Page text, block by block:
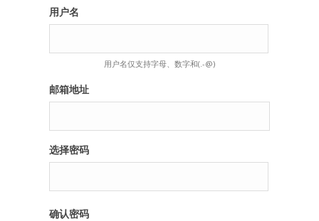
纪录片2 青年人不同活法
用户名
用户名仅支持字母、数字和(.-@)
邮箱地址
选择密码
确认密码